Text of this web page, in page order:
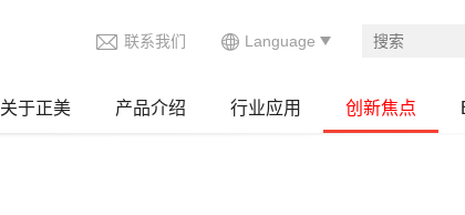
关于正美 产品介绍 行业应用 创新焦点
联系我们